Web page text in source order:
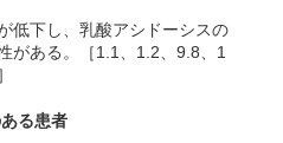
低下し、乳酸アシドーシスの
がある。［1.1、1.2、9.8、1
る患者